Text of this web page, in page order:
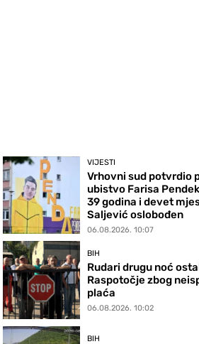
VIJESTI
Vrhovni sud potvrdio
ubistvo Farisa
39 godina i devet
Saljević oslobođen
06.08.2026. 10:07
BIH
Rudari drugu noć
Raspotočje zbog
plaća
06.08.2026. 10:02
BIH